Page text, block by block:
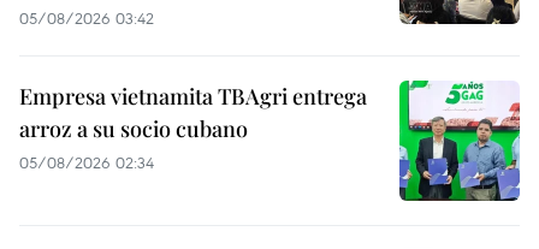
05/08/2026 03:42
Empresa vietnamita TBAgri entrega
arroz a su socio cubano
05/08/2026 02:34